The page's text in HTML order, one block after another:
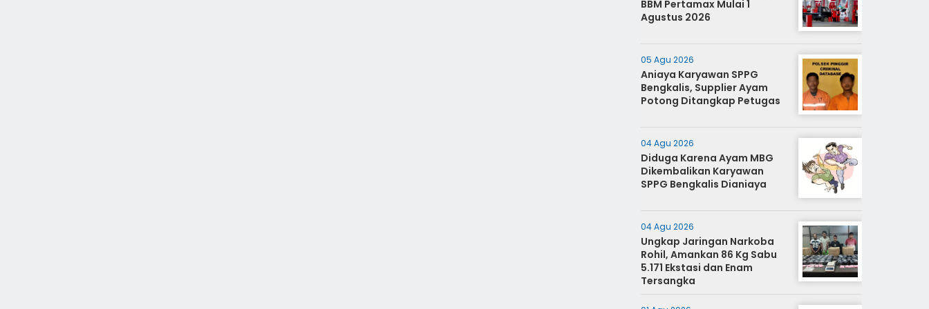
BBM Pertamax Mulai 1
Agustus 2026
05 Agu 2026
Aniaya Karyawan SPPG
Bengkalis, Supplier Ayam
Potong Ditangkap Petugas
04 Agu 2026
Diduga Karena Ayam MBG
Dikembalikan Karyawan
SPPG Bengkalis Dianiaya
04 Agu 2026
Ungkap Jaringan Narkoba
Rohil, Amankan 86 Kg Sabu
5.171 Ekstasi dan Enam
Tersangka